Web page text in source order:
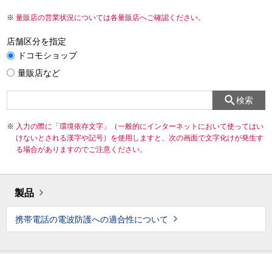
量販店の営業状況については各量販店へご確認ください。
店舗区分を指定
ドコモショップ
量販店など
検索
入力の際に「環境依存文字」（一般的にインターネットにおいて使ってはい
けないとされる漢字や記号）を使用しますと、次の画面で文字化けが発生す
る場合がありますのでご注意ください。
製品
携帯電話の電波防護への適合性について